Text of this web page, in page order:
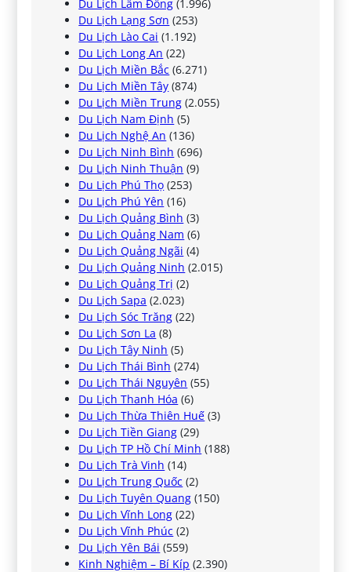
Du Lịch Lâm Đồng (1.996)
Du Lịch Lạng Sơn (253)
Du Lịch Lào Cai (1.192)
Du Lịch Long An (22)
Du Lịch Miền Bắc (6.271)
Du Lịch Miền Tây (874)
Du Lịch Miền Trung (2.055)
Du Lịch Nam Định (5)
Du Lịch Nghệ An (136)
Du Lịch Ninh Bình (696)
Du Lịch Ninh Thuận (9)
Du Lịch Phú Thọ (253)
Du Lịch Phú Yên (16)
Du Lịch Quảng Bình (3)
Du Lịch Quảng Nam (6)
Du Lịch Quảng Ngãi (4)
Du Lịch Quảng Ninh (2.015)
Du Lịch Quảng Trị (2)
Du Lịch Sapa (2.023)
Du Lịch Sóc Trăng (22)
Du Lịch Sơn La (8)
Du Lịch Tây Ninh (5)
Du Lịch Thái Bình (274)
Du Lịch Thái Nguyên (55)
Du Lịch Thanh Hóa (6)
Du Lịch Thừa Thiên Huế (3)
Du Lịch Tiền Giang (29)
Du Lịch TP Hồ Chí Minh (188)
Du Lịch Trà Vinh (14)
Du Lịch Trung Quốc (2)
Du Lịch Tuyên Quang (150)
Du Lịch Vĩnh Long (22)
Du Lịch Vĩnh Phúc (2)
Du Lịch Yên Bái (559)
Kinh Nghiệm – Bí Kíp (2.390)